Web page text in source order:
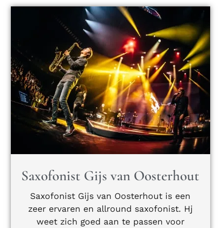
Saxofonist Gijs van Oosterhout
Saxofonist Gijs van Oosterhout is een
zeer ervaren en allround saxofonist. Hj
weet zich goed aan te passen voor